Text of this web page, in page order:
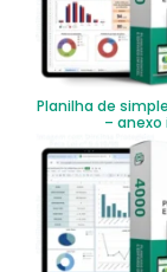
Planilha de
– anexo